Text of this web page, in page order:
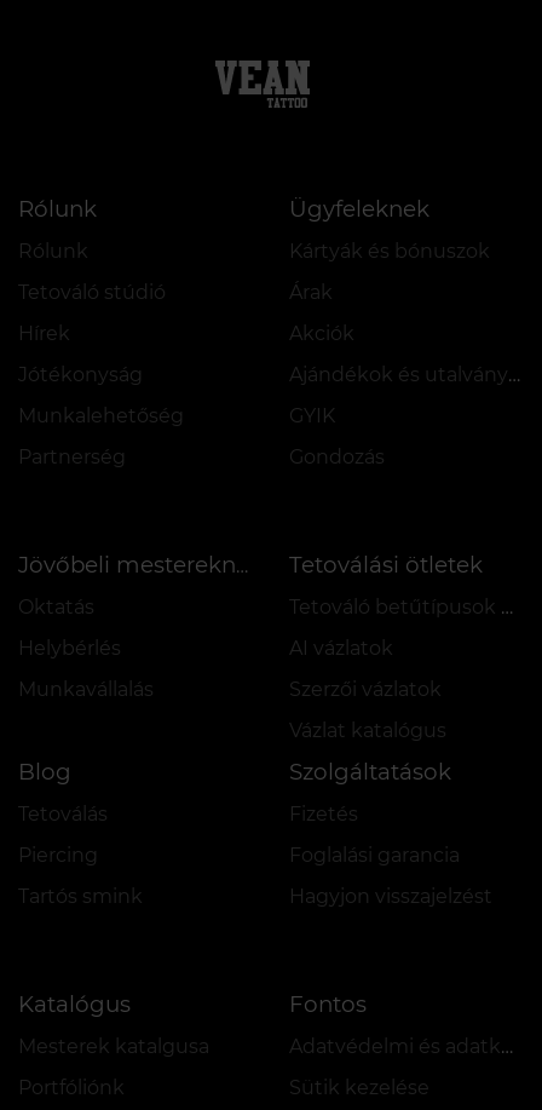
Rólunk
Rólunk
Tetováló stúdió
Hírek
Jótékonyság
Munkalehetőség
Partnerség
Ügyfeleknek
Kártyák és bónuszok
Árak
Akciók
Ajándékok és utalványok
GYIK
Gondozás
Jövőbeli mestereknek
Oktatás
Helybérlés
Munkavállalás
Tetoválási ötletek
Tetováló betűtípusok online
AI vázlatok
Szerzői vázlatok
Vázlat katalógus
Blog
Tetoválás
Piercing
Tartós smink
Szolgáltatások
Fizetés
Foglalási garancia
Hagyjon visszajelzést
Katalógus
Mesterek katalgusa
Portfóliónk
Fontos
Adatvédelmi és adatkezelési szabályzat
Sütik kezelése